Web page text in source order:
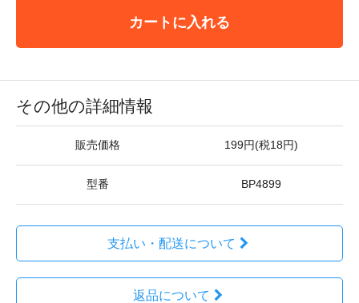
カートに入れる
その他の詳細情報
販売価格 199円(税18円)
型番 BP4899
支払い・配送について
返品について